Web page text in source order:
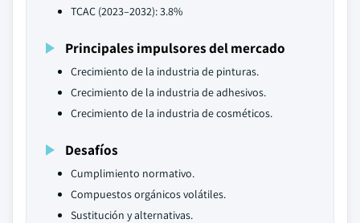
TCAC (2023–2032): 3.8%
Principales impulsores del mercado
Crecimiento de la industria de pinturas.
Crecimiento de la industria de adhesivos.
Crecimiento de la industria de cosméticos.
Desafíos
Cumplimiento normativo.
Compuestos orgánicos volátiles.
Sustitución y alternativas.